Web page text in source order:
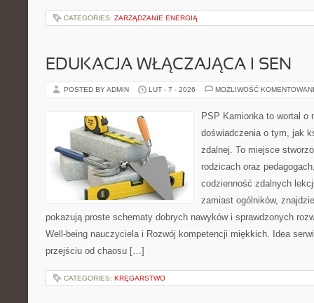
CATEGORIES: ZARZĄDZANIE ENERGIĄ
EDUKACJA WŁĄCZAJĄCA I SEN
POSTED BY ADMIN LUT - 7 - 2026 MOŻLIWOŚĆ
PSP Kamionka to wortal o
doświadczenia o tym, jak
zdalnej. To miejsce
rodzicach oraz
codzienność zdalnych
zamiast ogólników,
pokazują proste schematy dobrych nawyków i sprawdzonych
Well-being nauczyciela i Rozwój kompetencji miękkich. Idea
przejściu od chaosu […]
CATEGORIES: KRĘGARSTWO